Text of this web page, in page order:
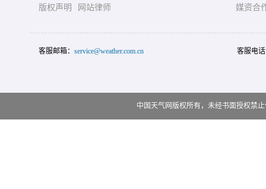
版权声明
网站律师
媒资合
客服邮箱： service@weather.com.cn 客服电
中国天气网版权所有，未经书面授权